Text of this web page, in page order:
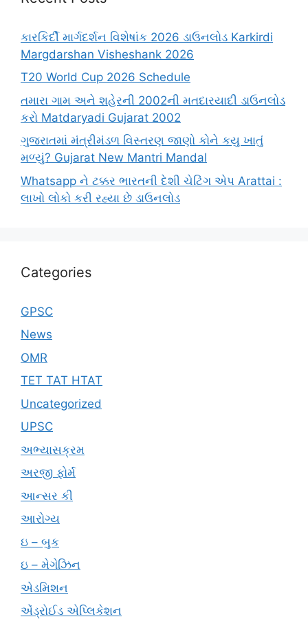
કારકિર્દી માર્ગદર્શન વિશેષાંક 2026 ડાઉનલોડ Karkirdi
Margdarshan Visheshank 2026
T20 World Cup 2026 Schedule
તમારા ગામ અને શહેરની 2002ની મતદારયાદી ડાઉનલોડ
કરો Matdaryadi Gujarat 2002
ગુજરાતમાં મંત્રીમંડળ વિસ્તરણ જાણો કોને કયુ ખાતું
મળ્યું? Gujarat New Mantri Mandal
Whatsapp ને ટક્કર ભારતની દેશી ચેટિંગ એપ Arattai :
લાખો લોકો કરી રહ્યા છે ડાઉનલોડ
Categories
GPSC
News
OMR
TET TAT HTAT
Uncategorized
UPSC
અભ્યાસક્રમ
અરજી ફોર્મ
આન્સર કી
આરોગ્ય
ઇ – બુક
ઇ – મેગેઝિન
એડમિશન
એંડ્રોઈડ એપ્લિકેશન